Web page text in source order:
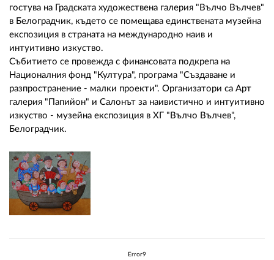
гостува на Градската художествена галерия "Вълчо Вълчев"
в Белоградчик, където се помещава единствената музейна
експозиция в страната на международно наив и
интуитивно изкуство.
Събитието се провежда с финансовата подкрепа на
Националния фонд "Култура", програма "Създаване и
разпространение - малки проекти". Организатори са Арт
галерия "Папийон" и Салонът за наивистично и интуитивно
изкуство - музейна експозиция в ХГ "Вълчо Вълчев",
Белоградчик.
Error9